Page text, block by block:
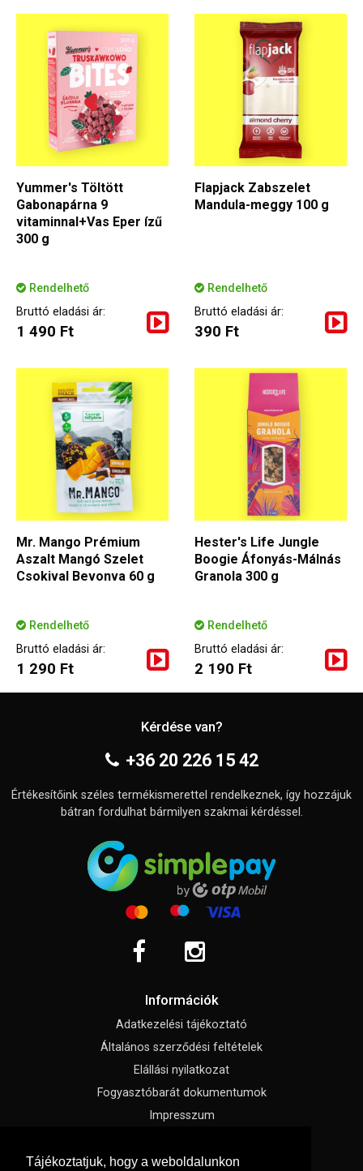
Tájékoztatjuk, hogy a weboldalunkon
Yummer's Töltött
Gabonapárna 9
vitaminnal+Vas Eper ízű
300 g
Rendelhető
Bruttó eladási ár:
1 490 Ft
Flapjack Zabszelet
Mandula-meggy 100 g
Rendelhető
Bruttó eladási ár:
390 Ft
Mr. Mango Prémium
Aszalt Mangó Szelet
Csokival Bevonva 60 g
Rendelhető
Bruttó eladási ár:
1 290 Ft
Hester's Life Jungle
Boogie Áfonyás-Málnás
Granola 300 g
Rendelhető
Bruttó eladási ár:
2 190 Ft
Kérdése van?
+36 20 226 15 42
Értékesítőink széles termékismerettel rendelkeznek, így hozzájuk
bátran fordulhat bármilyen szakmai kérdéssel.
Információk
Adatkezelési tájékoztató
Általános szerződési feltételek
Elállási nyilatkozat
Fogyasztóbarát dokumentumok
Impresszum